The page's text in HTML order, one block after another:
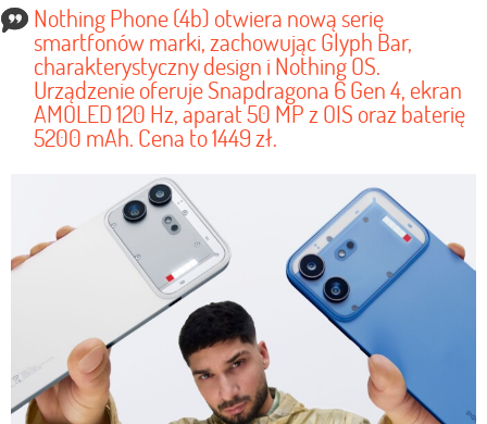
Nothing Phone (4b) otwiera nową serię
smartfonów marki, zachowując Glyph Bar,
charakterystyczny design i Nothing OS.
Urządzenie oferuje Snapdragona 6 Gen 4, ekran
AMOLED 120 Hz, aparat 50 MP z OIS oraz baterię
5200 mAh. Cena to 1449 zł.